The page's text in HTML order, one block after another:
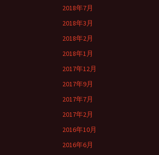
2018年7月
2018年3月
2018年2月
2018年1月
2017年12月
2017年9月
2017年7月
2017年2月
2016年10月
2016年6月